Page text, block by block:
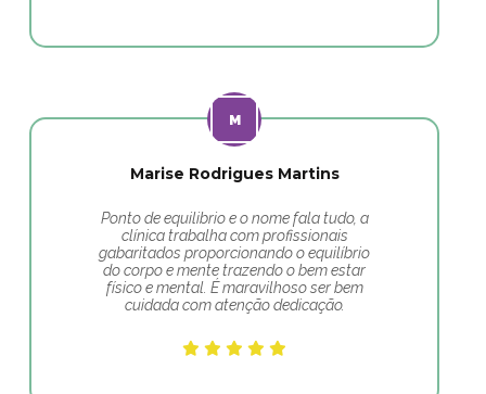
Marise Rodrigues Martins
Ponto de equilibrio e o nome fala tudo, a
clínica trabalha com profissionais
gabaritados proporcionando o equilíbrio
do corpo e mente trazendo o bem estar
físico e mental. É maravilhoso ser bem
cuidada com atenção dedicação.